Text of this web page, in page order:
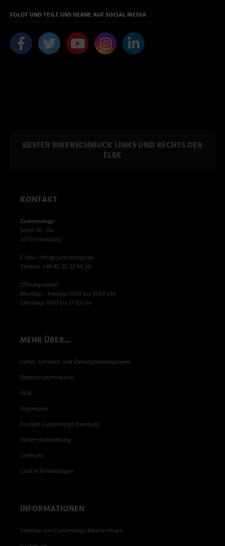
FOLGT UND TEILT UNS GERNE AUF SOCIAL MEDIA
BESTER BIKERSCHMUCK LINKS UND RECHTS DER
ELBE
KONTAKT
Customringz
Seiler Str. 36a
20359 Hamburg
E-Mail: info@customringz.de
Telefon: +49 40 20 22 60 38
Öffnungszeiten:
Montags - Freitags 11.00 bis 19.00 Uhr
Samstags 11.00 bis 17.00 Uhr
MEHR ÜBER...
Liefer- Versand- und Zahlungsbedingungen
Datenschutzhinweise
AGB
Impressum
Kontakt Customringz Hamburg
Widerrufsbelehrung
Lieferzeit
Cookie Einstellungen
INFORMATIONEN
Sitemap von Customringz Bikerschmuck